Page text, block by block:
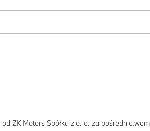
od ZK Motors Spółka z o. o. za pośrednictwem